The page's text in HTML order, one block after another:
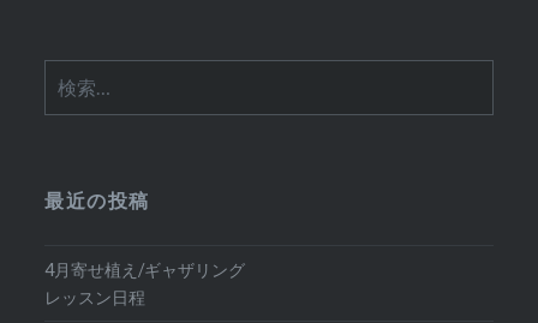
索:
最近の投稿
4月寄せ植え/ギャザリング
レッスン日程